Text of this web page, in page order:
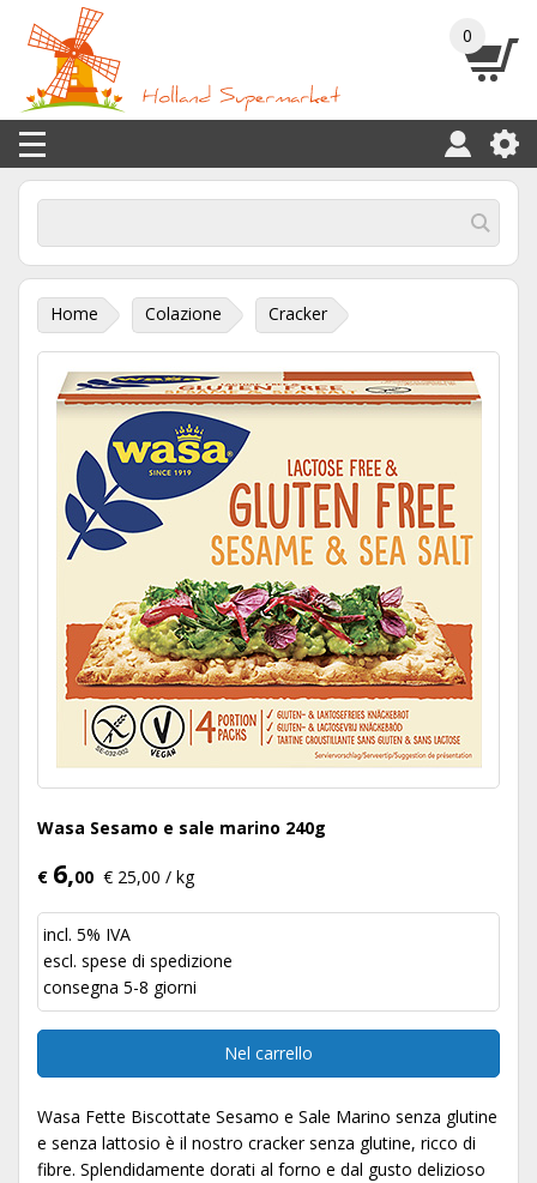
0
Home Colazione Cracker
Wasa Sesamo e sale marino 240g
€ 6,00 € 25,00 / kg
incl. 5% IVA
escl. spese di spedizione
consegna 5-8 giorni
Nel carrello
Wasa Fette Biscottate Sesamo e Sale Marino senza glutine
e senza lattosio è il nostro cracker senza glutine, ricco di
fibre. Splendidamente dorati al forno e dal gusto delizioso